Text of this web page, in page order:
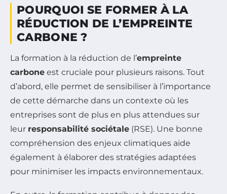
POURQUOI SE FORMER À LA
RÉDUCTION DE L’EMPREINTE
CARBONE ?
La formation à la réduction de l’empreinte
carbone est cruciale pour plusieurs raisons. Tout
d’abord, elle permet de sensibiliser à l’importance
de cette démarche dans un contexte où les
entreprises sont de plus en plus attendues sur
leur responsabilité sociétale (RSE). Une bonne
compréhension des enjeux climatiques aide
également à élaborer des stratégies adaptées
pour minimiser les impacts environnementaux.